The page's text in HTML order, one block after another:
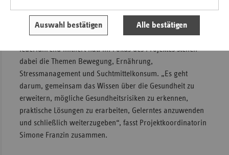
Auswahl bestätigen Alle bestätigen
Maßnahmen zu befähigen ihre Selbstwirksamkeit zu
fördern und sie als Multiplikatoren zu schulen“, so Björn
Ott, Leiter der Werkstätten Materialhof, der das Projekt
federführend initiiert hat. Im Fokus des Projektes stehen
dabei die Themen Bewegung, Ernährung,
Stressmanagement und Suchtmittelkonsum. „Es geht
darum, gemeinsam das Wissen über die Gesundheit zu
erweitern, mögliche Gesundheitsrisiken zu erkennen,
praktische Lösungen zu erarbeiten, Gelerntes anzuwenden
und schließlich weiterzugeben“, fasst Projektkoordinatorin
Simone Franzin zusammen.